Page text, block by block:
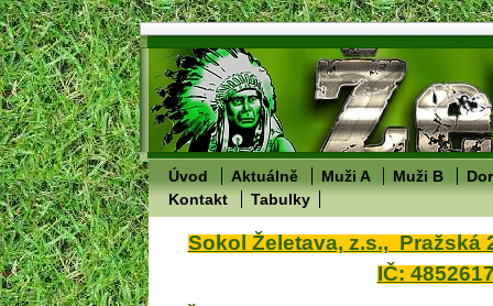
Úvod Aktuálně Muži A Muži B
Kontakt
Tabulky
Sokol Želetava, z.s., Pražská
IČ: